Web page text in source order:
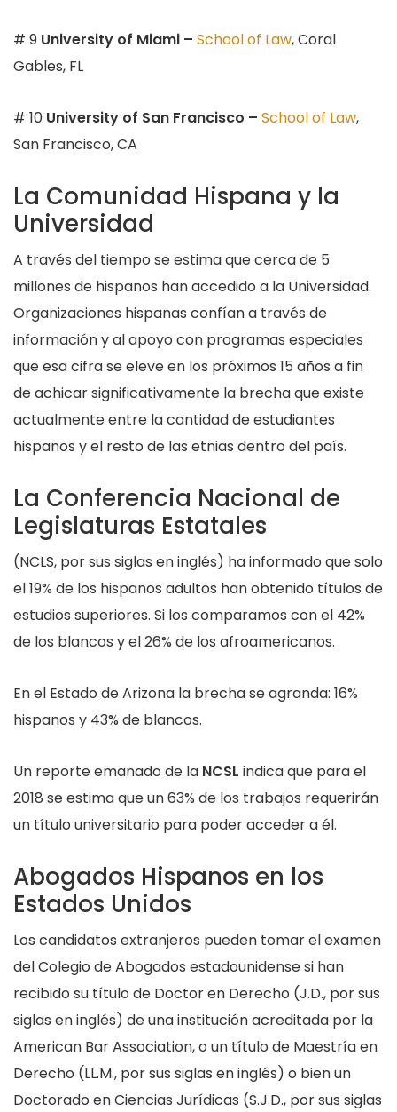
# 9 University of Miami – School of Law, Coral
Gables, FL
# 10 University of San Francisco – School of Law,
San Francisco, CA
La Comunidad Hispana y la
Universidad
A través del tiempo se estima que cerca de 5
millones de hispanos han accedido a la Universidad.
Organizaciones hispanas confían a través de
información y al apoyo con programas especiales
que esa cifra se eleve en los próximos 15 años a fin
de achicar significativamente la brecha que existe
actualmente entre la cantidad de estudiantes
hispanos y el resto de las etnias dentro del país.
La Conferencia Nacional de
Legislaturas Estatales
(NCLS, por sus siglas en inglés) ha informado que solo
el 19% de los hispanos adultos han obtenido títulos de
estudios superiores. Si los comparamos con el 42%
de los blancos y el 26% de los afroamericanos.
En el Estado de Arizona la brecha se agranda: 16%
hispanos y 43% de blancos.
Un reporte emanado de la NCSL indica que para el
2018 se estima que un 63% de los trabajos requerirán
un título universitario para poder acceder a él.
Abogados Hispanos en los
Estados Unidos
Los candidatos extranjeros pueden tomar el examen
del Colegio de Abogados estadounidense si han
recibido su título de Doctor en Derecho (J.D., por sus
siglas en inglés) de una institución acreditada por la
American Bar Association, o un título de Maestría en
Derecho (LL.M., por sus siglas en inglés) o bien un
Doctorado en Ciencias Jurídicas (S.J.D., por sus siglas